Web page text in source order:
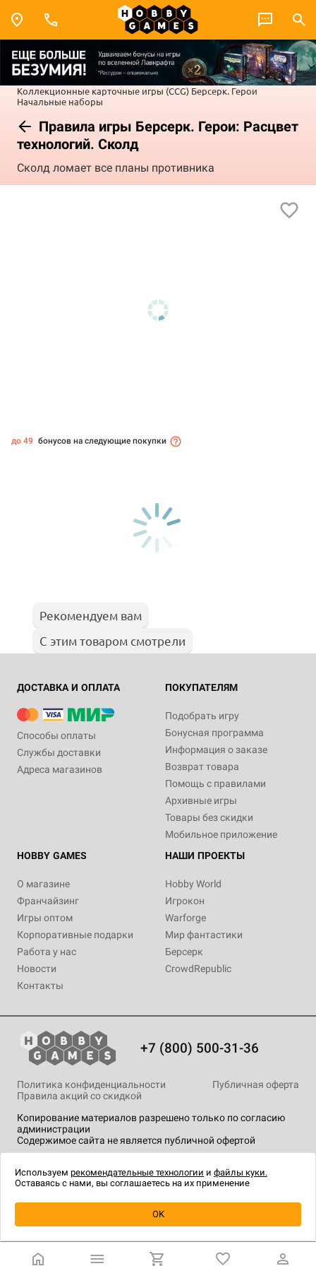
Коллекционные карточные игры (CCG) Берсерк. Герои
Начальные наборы
Правила игры Берсерк. Герои: Расцвет
технологий. Сколд
Сколд ломает все планы противника
Уведомить о наличии
до 49 бонусов на следующие покупки
Рекомендуем вам
С этим товаром смотрели
ДОСТАВКА И ОПЛАТА
Способы оплаты
Службы доставки
Адреса магазинов
ПОКУПАТЕЛЯМ
Подобрать игру
Бонусная программа
Информация о заказе
Возврат товара
Помощь с правилами
Архивные игры
Товары без скидки
Мобильное приложение
HOBBY GAMES
О магазине
Франчайзинг
Игры оптом
Корпоративные подарки
Работа у нас
Новости
Контакты
НАШИ ПРОЕКТЫ
Hobby World
Игрокон
Warforge
Мир фантастики
Берсерк
CrowdRepublic
+7 (800) 500-31-36
Копирование материалов разрешено только по согласию
администрации
Содержимое сайта не является публичной офертой
Политика конфиденциальности
Публичная оферта
Правила акций со скидкой
технологии.
Используем рекомендательные технологии и файлы куки.
Оставаясь с нами, вы соглашаетесь на их применение
OK